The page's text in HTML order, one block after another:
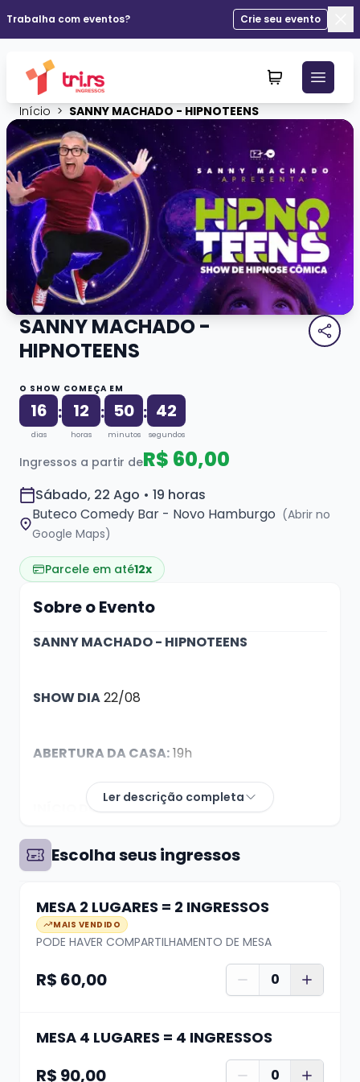
Trabalha com eventos?
Crie seu evento
Início > SANNY MACHADO - HIPNOTEENS
SANNY MACHADO -
HIPNOTEENS
O SHOW COMEÇA EM
16
dias
: 12
horas
: 50
minutos
: 42
segundos
Ingressos a partir deR$ 60,00
Sábado, 22 Ago • 19 horas
Buteco Comedy Bar - Novo Hamburgo (Abrir no
Google Maps)
Parcele em até12x
Sobre o Evento
SANNY MACHADO - HIPNOTEENS
SHOW DIA22/08
ABERTURA DA CASA:19h
INÍCIO DO SHOW:21h
DÚVIDAS? whats (51) 99624 3444
HipnoTeens é um espetáculo inovador de
hipnose cômica criado especialmente para
adolescentes de 09 a 14 anos. Idealizado pelo
foi
desenvolvido para atender um público que,
Ler descrição completa
Escolha seus ingressos
MESA 2 LUGARES = 2 INGRESSOS
MAIS VENDIDO
PODE HAVER COMPARTILHAMENTO DE MESA
R$ 60,00 0
MESA 4 LUGARES = 4 INGRESSOS
R$ 90,00 0